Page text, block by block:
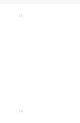
13
14